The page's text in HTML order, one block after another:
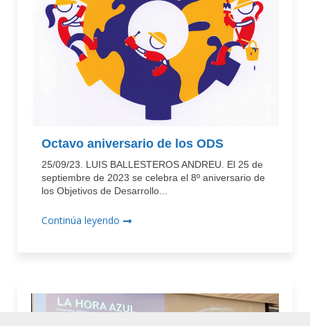
Octavo aniversario de los ODS
25/09/23. LUIS BALLESTEROS ANDREU. El 25 de
septiembre de 2023 se celebra el 8º aniversario de
los Objetivos de Desarrollo...
Continúa leyendo